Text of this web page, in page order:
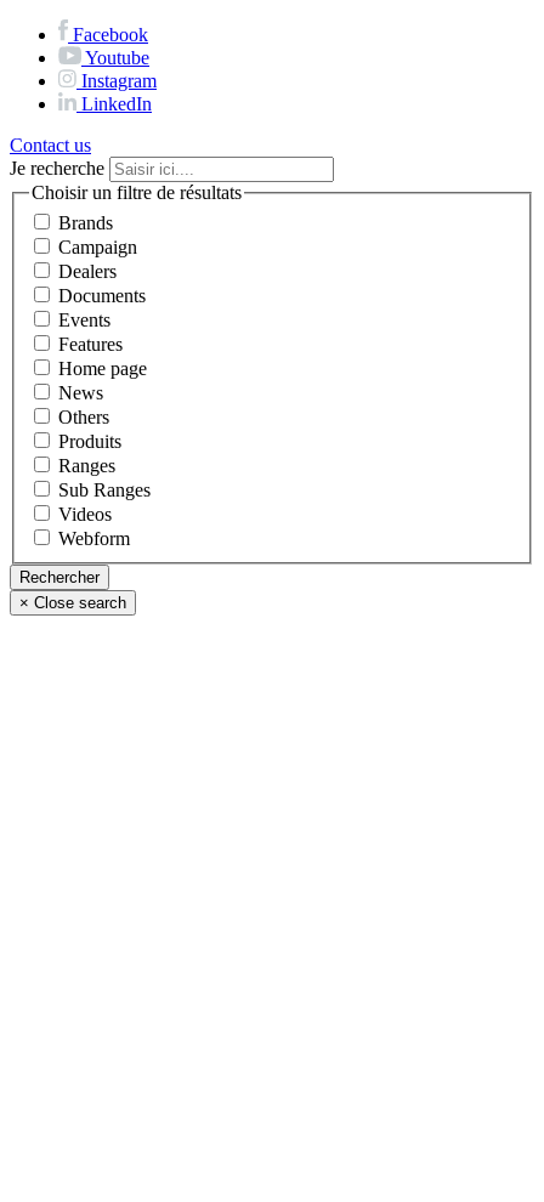
Facebook
Youtube
Instagram
LinkedIn
Contact us
Je recherche
Choisir un filtre de résultats
Brands
Campaign
Dealers
Documents
Events
Features
Home page
News
Others
Produits
Ranges
Sub Ranges
Videos
Webform
× Close search